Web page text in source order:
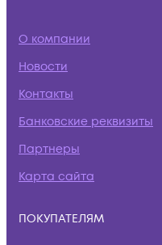
О компании
Новости
Контакты
Банковские реквизиты
Партнеры
Карта сайта
ПОКУПАТЕЛЯМ